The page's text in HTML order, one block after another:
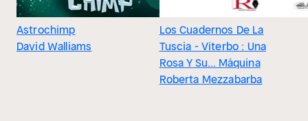
Astrochimp
David Walliams
Los Cuadernos De La
Tuscia - Viterbo : Una
Rosa Y Su... Máquina
Roberta Mezzabarba